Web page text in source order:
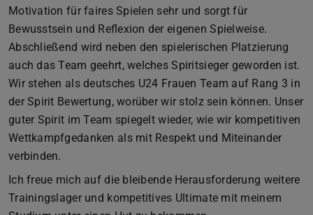
Motivation für faires Spielen sehr und sorgt für
Bewusstsein und Reflexion der eigenen Spielweise.
Abschließend wird neben den spielerischen Platzierung
auch das Team geehrt, welches Spiritsieger geworden ist.
Wir stehen als deutsches U24 Frauen Team auf Rang 3 in
der Spirit Bewertung, worüber wir stolz sein können. Unser
guter Spirit im Team spiegelt wieder, wie wir kompetitiven
Wettkampfgedanken als mit Respekt und Miteinander
verbinden.
Ich freue mich auf die bleibende Herausforderung weitere
Trainingslager und kompetitives Ultimate mit meinem